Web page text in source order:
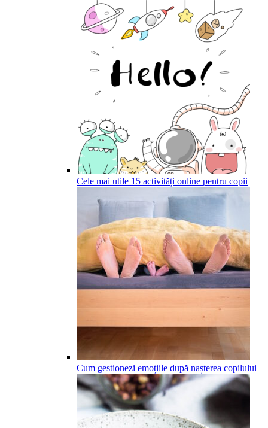
Cele mai utile 15 activități online pentru copii
Cum gestionezi emoțiile după nașterea copilului